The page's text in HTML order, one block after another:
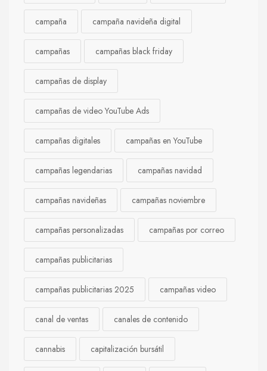
campaña campaña navideña digital
campañas campañas black friday
campañas de display
campañas de video YouTube Ads
campañas digitales campañas en YouTube
campañas legendarias campañas navidad
campañas navideñas campañas noviembre
campañas personalizadas campañas por correo
campañas publicitarias
campañas publicitarias 2025 campañas video
canal de ventas canales de contenido
cannabis capitalización bursátil